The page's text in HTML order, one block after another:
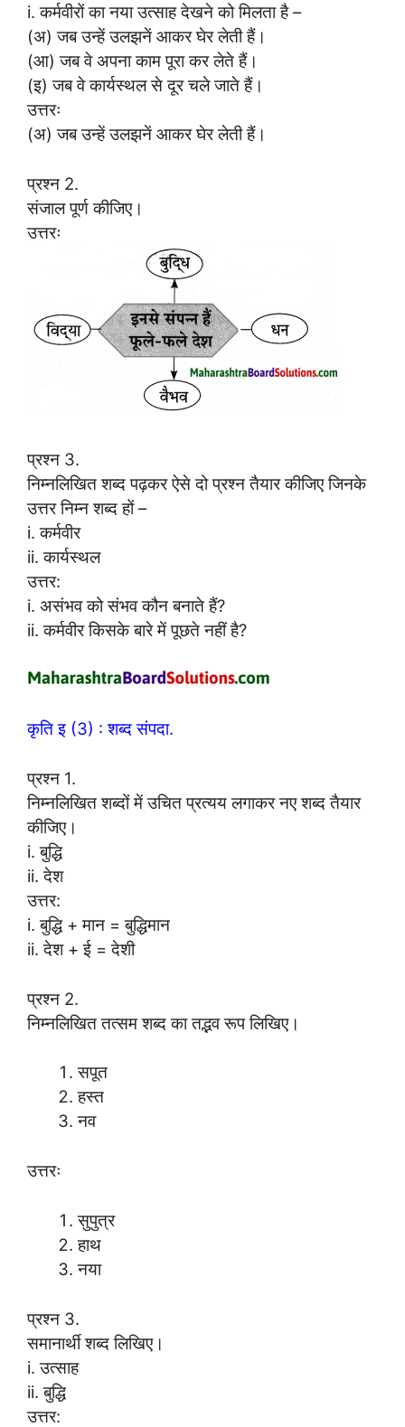
i. कर्मवीरों का नया उत्साह देखने को मिलता है –
(अ) जब उन्हें उलझनें आकर घेर लेती हैं।
(आ) जब वे अपना काम पूरा कर लेते हैं।
(इ) जब वे कार्यस्थल से दूर चले जाते हैं।
उत्तरः
(अ) जब उन्हें उलझनें आकर घेर लेती हैं।
प्रश्न 2.
संजाल पूर्ण कीजिए।
उत्तरः
प्रश्न 3.
निम्नलिखित शब्द पढ़कर ऐसे दो प्रश्न तैयार कीजिए जिनके
उत्तर निम्न शब्द हों –
i. कर्मवीर
ii. कार्यस्थल
उत्तर:
i. असंभव को संभव कौन बनाते हैं?
ii. कर्मवीर किसके बारे में पूछते नहीं है?
कृति इ (3) : शब्द संपदा.
प्रश्न 1.
निम्नलिखित शब्दों में उचित प्रत्यय लगाकर नए शब्द तैयार
कीजिए।
i. बुद्धि
ii. देश
उत्तर:
i. बुद्धि + मान = बुद्धिमान
ii. देश + ई = देशी
प्रश्न 2.
निम्नलिखित तत्सम शब्द का तद्भव रूप लिखिए।
सपूत
हस्त
नव
उत्तरः
सुपुत्र
हाथ
नया
प्रश्न 3.
समानार्थी शब्द लिखिए।
i. उत्साह
ii. बुद्धि
उत्तर: